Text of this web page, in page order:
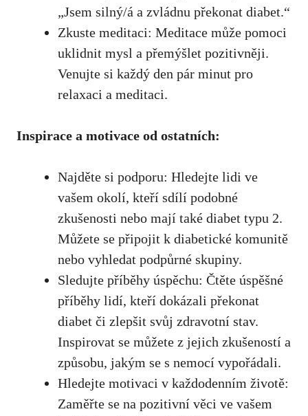
„Jsem ‌silný/á a ‌zvládnu překonat diabet.“
Zkuste meditaci: Meditace může pomoci
uklidnit mysl a přemýšlet​ pozitivněji.⁤
Venujte⁢ si každý den ⁢pár minut pro
relaxaci a meditaci.
Inspirace a motivace ‍od ostatních:
Najděte si podporu: Hledejte lidi‌ ve
vašem okolí, kteří sdílí podobné
zkušenosti⁢ nebo mají také ⁤diabet typu 2.
Můžete se připojit k diabetické komunitě
nebo vyhledat podpůrné skupiny.
Sledujte příběhy úspěchu: ⁤Čtěte úspěšné
příběhy lidí, kteří dokázali ⁣překonat
diabet či zlepšit⁤ svůj zdravotní stav.
Inspirovat ⁣se můžete z jejich zkušeností a
způsobu, jakým se s​ nemocí vypořádali.
Hledejte motivaci v každodenním životě:
Zaměřte se ‍na ‍pozitivní věci ve ‌vašem‌